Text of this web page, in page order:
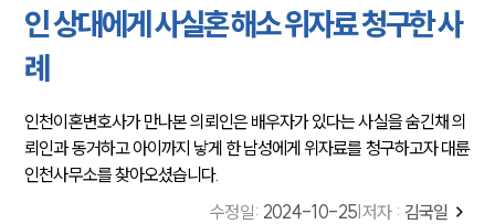
인 상대에게 사실혼 해소 위자료 청구한 사
례
인천이혼변호사가 만나본 의뢰인은 배우자가 있다는 사실을 숨긴채 의
뢰인과 동거하고 아이까지 낳게 한 남성에게 위자료를 청구하고자 대륜
인천사무소를 찾아오셨습니다.
수정일: 2024-10-25 저자 : 김국일